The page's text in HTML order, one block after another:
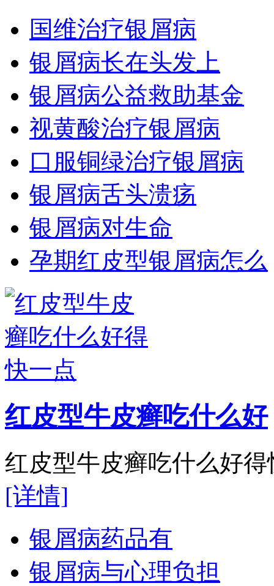
国维治疗银屑病
银屑病长在头发上
银屑病公益救助基金
视黄酸治疗银屑病
口服铜绿治疗银屑病
银屑病舌头溃疡
银屑病对生命
孕期红皮型银屑病怎么
红皮型牛皮癣吃什么好
红皮型牛皮癣吃什么好
[详情]
银屑病药品有
银屑病与心理负担